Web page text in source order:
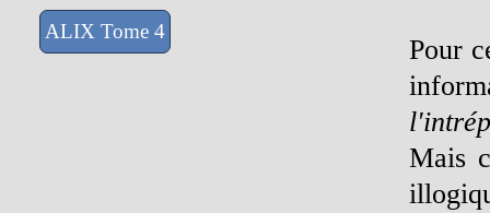
ALIX Tome 4
Pour
Mais